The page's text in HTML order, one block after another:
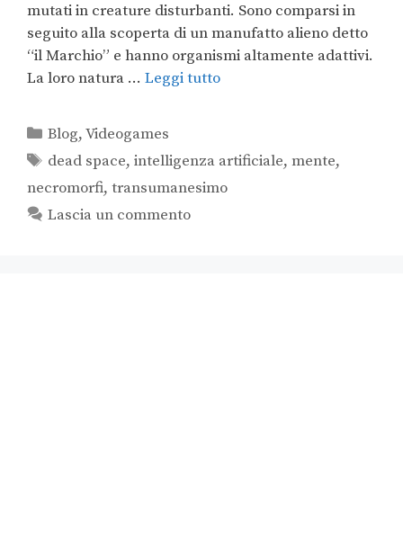
mutati in creature disturbanti. Sono comparsi in
seguito alla scoperta di un manufatto alieno detto
“il Marchio” e hanno organismi altamente adattivi.
La loro natura … Leggi tutto
Blog,Videogames
dead space,intelligenza artificiale,mente,
necromorfi, transumanesimo
Lascia un commento